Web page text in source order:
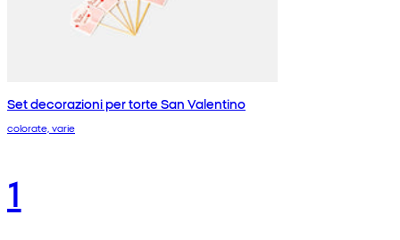
Set decorazioni per torte San Valentino
colorate, varie
1